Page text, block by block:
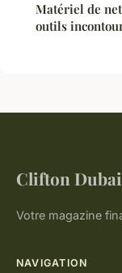
Matériel de
outils
Clifton Dubai
Votre magazine
NAVIGATION